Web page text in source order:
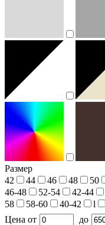
Размер
42
44 46 48 50
46-48
52-54 42-44
58
58-60 40-42 l
Цена от до